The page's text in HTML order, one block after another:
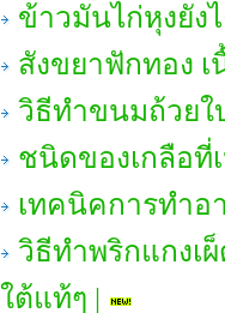
ข้าวมันไก่หุงยัง
สังขยาฟักทอง
วิธีทำขนมถ้วยใ
ชนิดของเกลือที่
เทคนิคการทำ
วิธีทำพริกแกงเ
ใต้แท้ๆ |